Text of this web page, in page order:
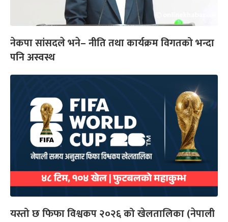
नेकपा सांसदले भने– नीति तथा कार्यक्रम विगतको भन्दा
पनि अस्वस्थ
यस्तो छ फिफा विश्वकप २०२६ को खेलतालिका (नेपाली